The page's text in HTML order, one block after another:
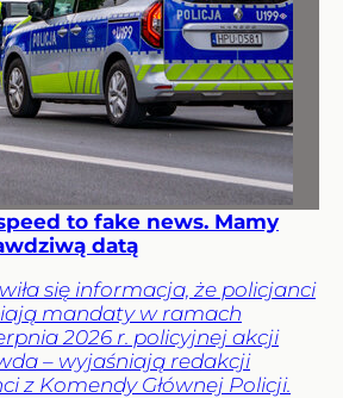
to fake news. Mamy
datą
się informacja, że policjanci
mandaty w ramach
2026 r. policyjnej akcji
– wyjaśniają redakcji
z Komendy Głównej Policji.